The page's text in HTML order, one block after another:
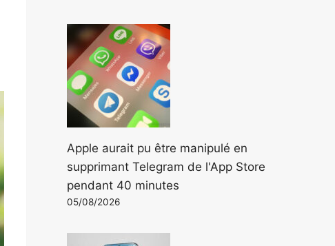
Apple aurait pu être manipulé en
supprimant Telegram de l'App Store
pendant 40 minutes
05/08/2026